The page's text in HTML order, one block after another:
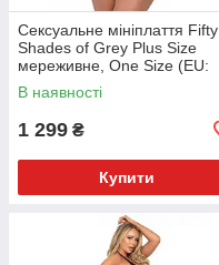
Сексуальне мініплаття Fifty
Shades of Grey Plus Size
мереживне, One Size (EU:
36-44)
В наявності
1 299 ₴
Купити